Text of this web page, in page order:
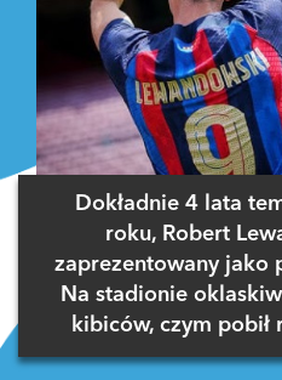
Dokładnie 4 lata
roku, Robert
zaprezentowany jako
Na stadionie
kibiców, czym